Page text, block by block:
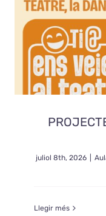
juliol 8th, 2026
Llegir més